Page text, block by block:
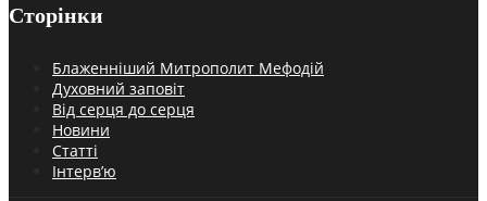
Сторінки
Блаженніший Митрополит Мефодій
Духовний заповіт
Від серця до серця
Новини
Статті
Інтерв’ю